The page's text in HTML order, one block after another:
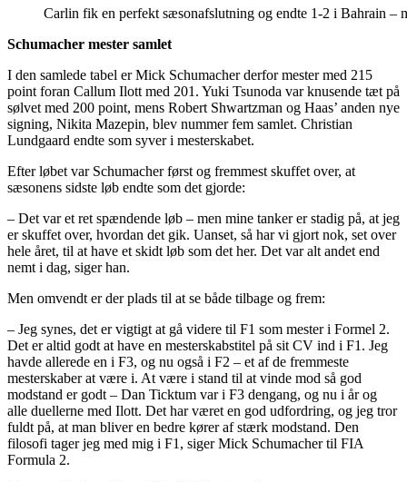
Carlin fik en perfekt sæsonafslutning og endte 1-2 i Bahrain –
Schumacher mester samlet
I den samlede tabel er Mick Schumacher derfor mester med 215
point foran Callum Ilott med 201. Yuki Tsunoda var knusende tæt på
sølvet med 200 point, mens Robert Shwartzman og Haas’ anden nye
signing, Nikita Mazepin, blev nummer fem samlet. Christian
Lundgaard endte som syver i mesterskabet.
Efter løbet var Schumacher først og fremmest skuffet over, at
sæsonens sidste løb endte som det gjorde:
– Det var et ret spændende løb – men mine tanker er stadig på, at jeg
er skuffet over, hvordan det gik. Uanset, så har vi gjort nok, set over
hele året, til at have et skidt løb som det her. Det var alt andet end
nemt i dag, siger han.
Men omvendt er der plads til at se både tilbage og frem:
– Jeg synes, det er vigtigt at gå videre til F1 som mester i Formel 2.
Det er altid godt at have en mesterskabstitel på sit CV ind i F1. Jeg
havde allerede en i F3, og nu også i F2 – et af de fremmeste
mesterskaber at være i. At være i stand til at vinde mod så god
modstand er godt – Dan Ticktum var i F3 dengang, og nu i år og
alle duellerne med Ilott. Det har været en god udfordring, og jeg tror
fuldt på, at man bliver en bedre kører af stærk modstand. Den
filosofi tager jeg med mig i F1, siger Mick Schumacher til FIA
Formula 2.